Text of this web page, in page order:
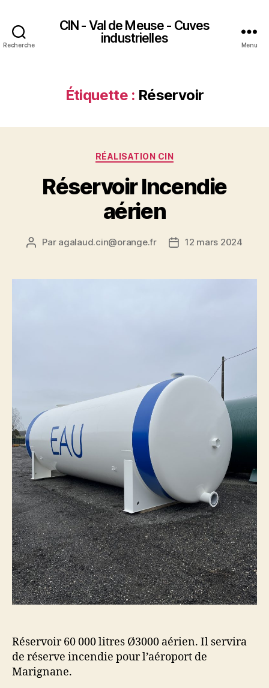
Recherche
CIN - Val de Meuse - Cuves
industrielles
Menu
Étiquette : Réservoir
RÉALISATION CIN
Réservoir Incendie
aérien
Par agalaud.cin@orange.fr 12 mars 2024
Réservoir 60 000 litres Ø3000 aérien. Il servira
de réserve incendie pour l’aéroport de
Marignane.